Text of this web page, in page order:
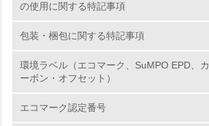
の使用に関する特記事項
包装・梱包に関する特記事項
環境ラベル（エコマーク、SuMPO EPD、カ
ーボン・オフセット）
エコマーク認定番号